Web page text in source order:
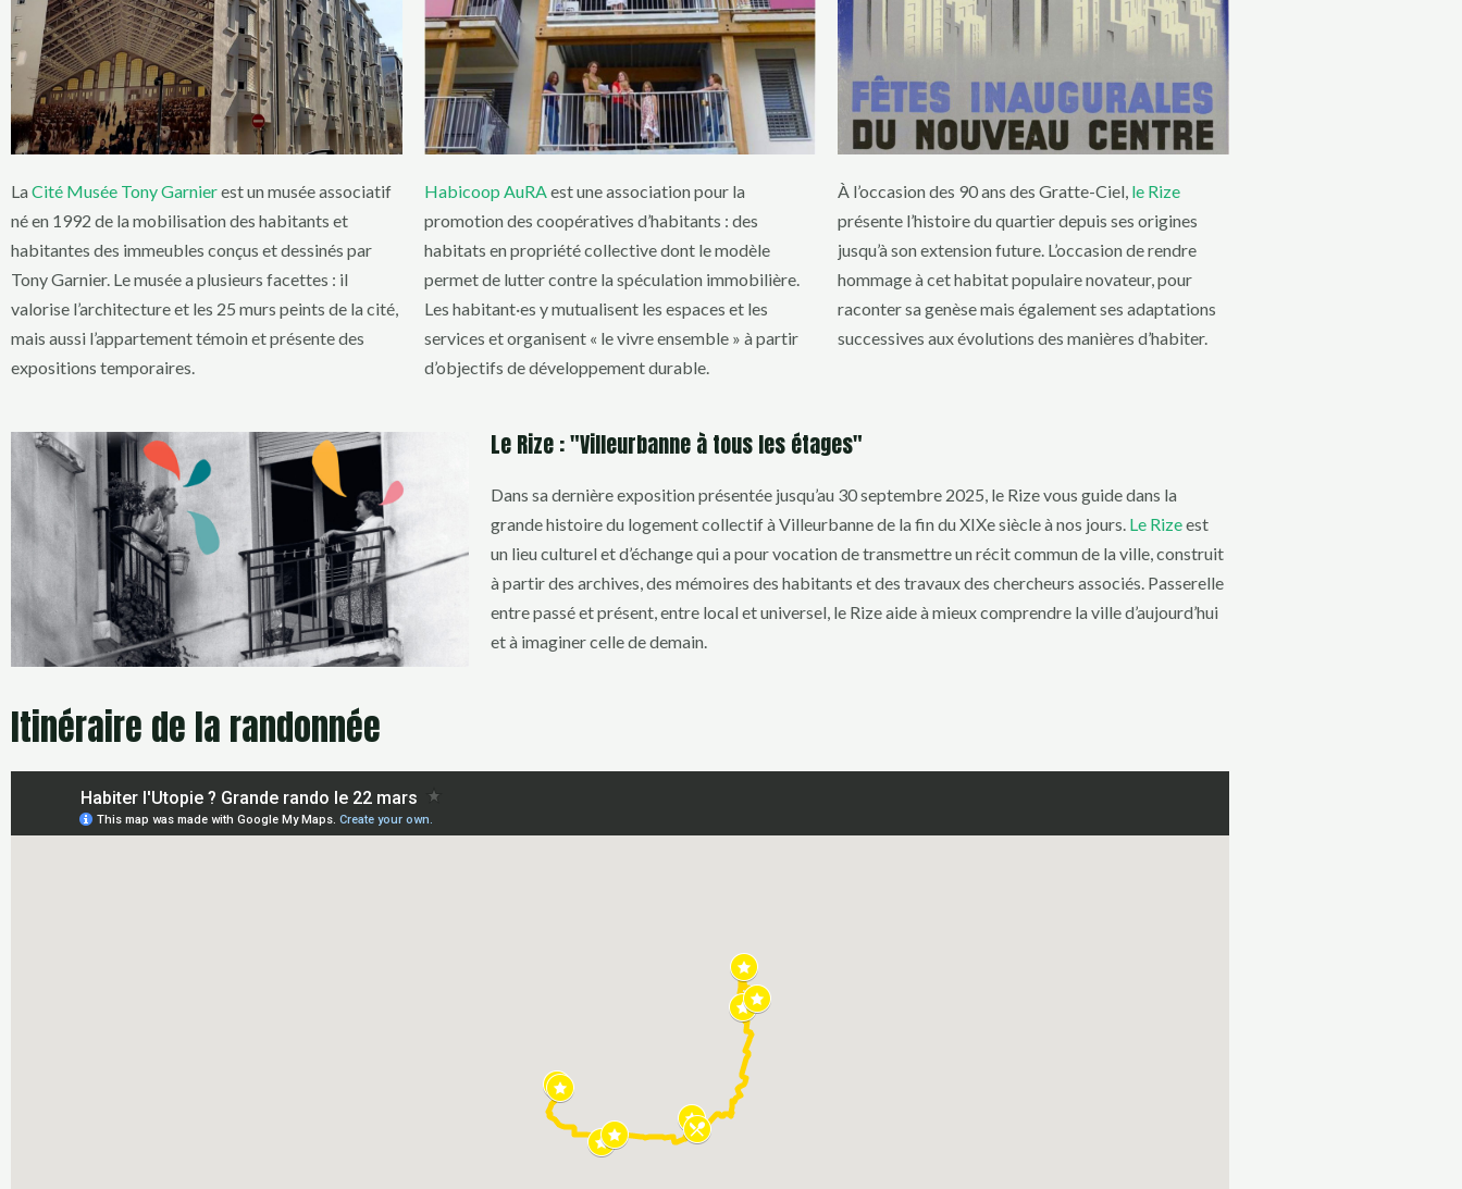
LaCité Musée Tony Garnierest un musée associatif
né en 1992 de la mobilisation des habitants et
habitantes des immeubles conçus et dessinés par
Tony Garnier. Le musée a plusieurs facettes : il
valorise l’architecture et les 25 murs peints de la cité,
mais aussi l’appartement témoin et présente des
expositions temporaires.
Habicoop AuRAest une association pour la
promotion des coopératives d’habitants : des
habitats en propriété collective dont le modèle
permet de lutter contre la spéculation immobilière.
Les habitant·es y mutualisent les espaces et les
services et organisent « le vivre ensemble » à partir
d’objectifs de développement durable.
À l’occasion des 90 ans des Gratte-Ciel, le Rize
présente l’histoire du quartier depuis ses origines
jusqu’à son extension future. L’occasion de rendre
hommage à cet habitat populaire novateur, pour
raconter sa genèse mais également ses adaptations
successives aux évolutions des manières d’habiter.
Le Rize : "Villeurbanne à tous les étages"
Dans sa dernière exposition présentée jusqu’au 30 septembre 2025, le Rize vous guide dans la
grande histoire du logement collectif à Villeurbanne de la fin du XIXe siècle à nos jours. Le Rizeest
un lieu culturel et d’échange qui a pour vocation de transmettre un récit commun de la ville, construit
à partir des archives, des mémoires des habitants et des travaux des chercheurs associés. Passerelle
entre passé et présent, entre local et universel, le Rize aide à mieux comprendre la ville d’aujourd’hui
et à imaginer celle de demain.
Itinéraire de la randonnée